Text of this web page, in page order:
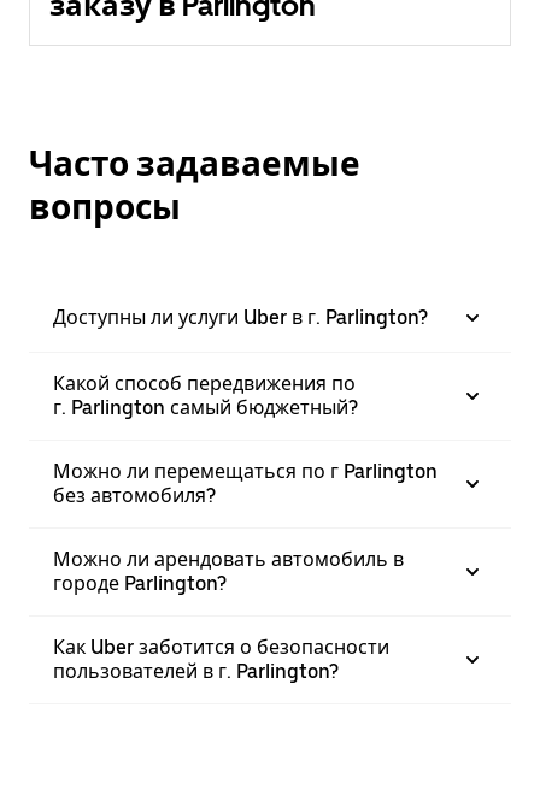
Часто задаваемые
вопросы
Доступны ли услуги Uber в г. Parlington?
Какой способ передвижения по
г. Parlington самый бюджетный?
Можно ли перемещаться по г Parlington
без автомобиля?
Можно ли арендовать автомобиль в
городе Parlington?
Как Uber заботится о безопасности
пользователей в г. Parlington?